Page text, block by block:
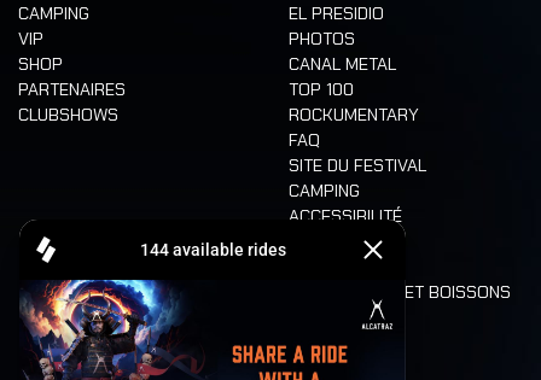
CAMPING
VIP
SHOP
PARTENAIRES
CLUBSHOWS
EL PRESIDIO
PHOTOS
CANAL METAL
TOP 100
ROCKUMENTARY
FAQ
SITE DU FESTIVAL
CAMPING
ACCESSIBILITÉ
CASHLESS
ALIMENTATION ET BOISSONS
LONE WOLVES
PLAN